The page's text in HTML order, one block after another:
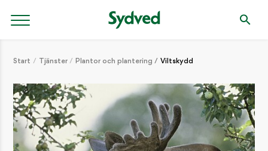
Start Tjänster Plantor och plantering Viltskydd